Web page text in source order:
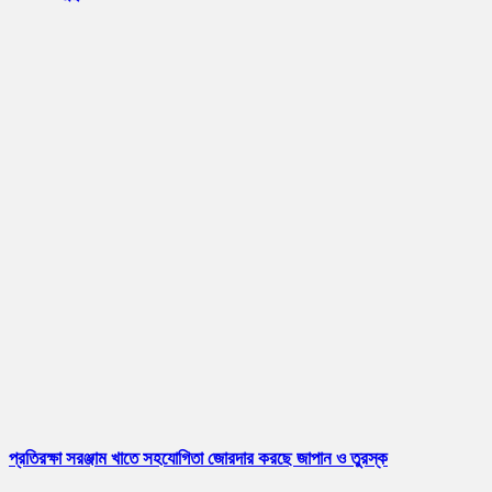
প্রতিরক্ষা সরঞ্জাম খাতে সহযোগিতা জোরদার করছে জাপান ও তুরস্ক